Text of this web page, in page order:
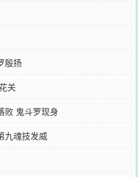
殷扬
关
败 鬼斗罗现身
九魂技发威